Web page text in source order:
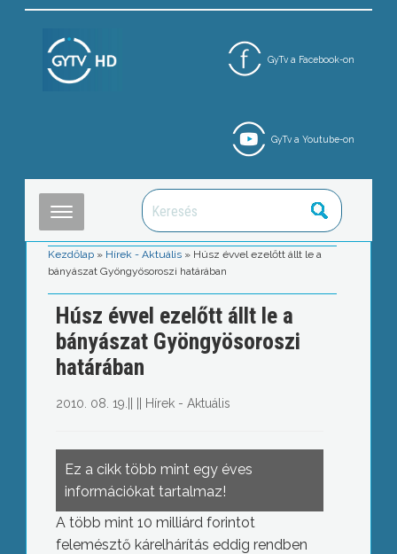
GyTv a Facebook-on
GyTv a Youtube-on
Kezdőlap » Hírek - Aktuális » Húsz évvel ezelőtt állt le a
bányászat Gyöngyösoroszi határában
Húsz évvel ezelőtt állt le a
bányászat Gyöngyösoroszi
határában
2010. 08. 19. Hírek - Aktuális
Ez a cikk több mint egy éves
információkat tartalmaz!
A több mint 10 milliárd forintot
felemésztő kárelhárítás eddig rendben